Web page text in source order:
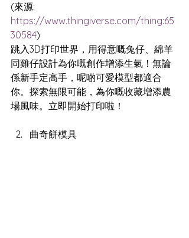
(來源:
https://www.thingiverse.com/thing:65
30584)
跳入3D打印世界，用得意嘅兔仔、綿羊
同雞仔設計為你嘅創作增添生氣！無論
係新手定高手，呢啲可愛模型都適合
你。探索無限可能，為你嘅收藏增添農
場風味。立即開始打印啦！
曲奇餅模具